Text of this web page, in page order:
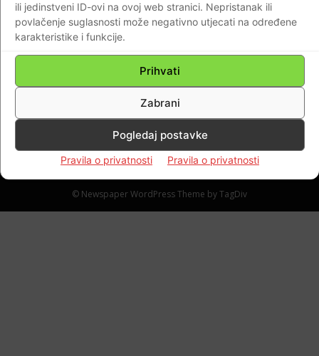
ili jedinstveni ID-ovi na ovoj web stranici. Nepristanak ili
povlačenje suglasnosti može negativno utjecati na određene
karakteristike i funkcije.
Prihvati
Zabrani
Pogledaj postavke
Pravila o privatnosti Pravila o privatnosti
AKTUALNO
VIDEO Epidemiolog Kaić: Ima ih čak i koji su
primili tri doze da obolijevaju, a najviše je
onih koji su primili dvije
Impressum Kontaktirajte nas Pravila o privatnosti
© Newspaper WordPress Theme by TagDiv